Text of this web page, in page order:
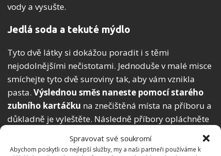
Spravovat své soukromí
Abychom poskytli co nejlepší služby, my a naši partneři používáme k
vody a vysušte.
Jedlá soda a tekuté mýdlo
Tyto dvě látky si dokážou poradit i s těmi
nejodolnějšími nečistotami. Jednoduše v malé misce
smíchejte tyto dvě suroviny tak, aby vám vznikla
pasta. Výslednou směs naneste pomocí starého
zubního kartáčku na znečištěná místa na příboru a
důkladně je vyleštěte. Následně příbory opláchněte